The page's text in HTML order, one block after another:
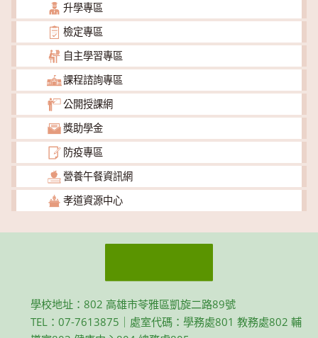
升學專區
檢定專區
自主學習專區
課程諮詢專區
公開授課網
獎助學金
防疫專區
營養午餐資訊網
孝道資源中心
學校地址：802 高雄市苓雅區凱旋二路89號
TEL：07-7613875｜處室代碼：學務處801 教務處802 輔